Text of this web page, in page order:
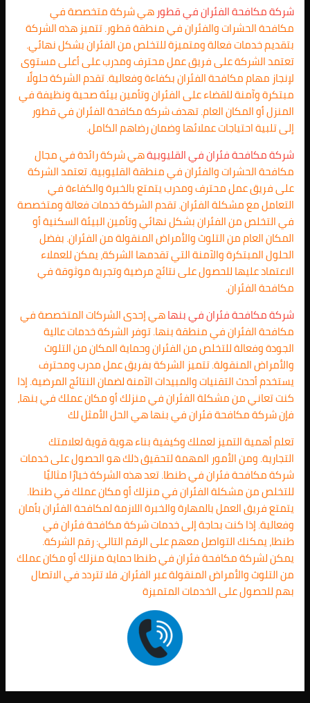
شركة مكافحة الفئران في قطور هي شركة متخصصة في
مكافحة الحشرات والفئران في منطقة قطور. تتميز هذه الشركة
بتقديم خدمات فعالة ومتميزة للتخلص من الفئران بشكل نهائي.
تعتمد الشركة على فريق عمل محترف ومدرب على أعلى مستوى
لإنجاز مهام مكافحة الفئران بكفاءة وفعالية. تقدم الشركة حلولًا
مبتكرة وآمنة للقضاء على الفئران وتأمين بيئة صحية ونظيفة في
المنزل أو المكان العام. تهدف شركة مكافحة الفئران في قطور
إلى تلبية احتياجات عملائها وضمان رضاهم الكامل.
شركة مكافحة فئران في القليوبيةهي شركة رائدة في مجال
مكافحة الحشرات والفئران في منطقة القليوبية. تعتمد الشركة
على فريق عمل محترف ومدرب يتمتع بالخبرة والكفاءة في
التعامل مع مشكلة الفئران. تقدم الشركة خدمات فعالة ومتخصصة
في التخلص من الفئران بشكل نهائي وتأمين البيئة السكنية أو
المكان العام من التلوث والأمراض المنقولة من الفئران. بفضل
الحلول المبتكرة والآمنة التي تقدمها الشركة، يمكن للعملاء
الاعتماد عليها للحصول على نتائج مرضية وتجربة موثوقة في
مكافحة الفئران.
شركة مكافحة فئران في بنهاهي إحدى الشركات المتخصصة في
مكافحة الفئران في منطقة بنها. توفر الشركة خدمات عالية
الجودة وفعالة للتخلص من الفئران وحماية المكان من التلوث
والأمراض المنقولة. تتميز الشركة بفريق عمل مدرب ومحترف
يستخدم أحدث التقنيات والمبيدات الآمنة لضمان النتائج المرضية. إذا
كنت تعاني من مشكلة الفئران في منزلك أو مكان عملك في بنها،
فإن شركة مكافحة فئران في بنها هي الحل الأمثل لك
تعلم أهمية التميز لعملك وكيفية بناء هوية قوية لعلامتك
التجارية. ومن الأمور المهمة لتحقيق ذلك هو الحصول على خدمات
شركة مكافحة فئران في طنطا. تعد هذه الشركة خيارًا مثاليًا
للتخلص من مشكلة الفئران في منزلك أو مكان عملك في طنطا.
يتمتع فريق العمل بالمهارة والخبرة اللازمة لمكافحة الفئران بأمان
وفعالية. إذا كنت بحاجة إلى خدمات شركة مكافحة فئران في
طنطا، يمكنك التواصل معهم على الرقم التالي: رقم الشركة.
يمكن لشركة مكافحة فئران في طنطا حماية منزلك أو مكان عملك
من التلوث والأمراض المنقولة عبر الفئران، فلا تتردد في الاتصال
بهم للحصول على الخدمات المتميزة